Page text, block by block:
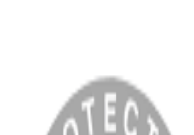
Anasayfa
Hakkımızda
Blog